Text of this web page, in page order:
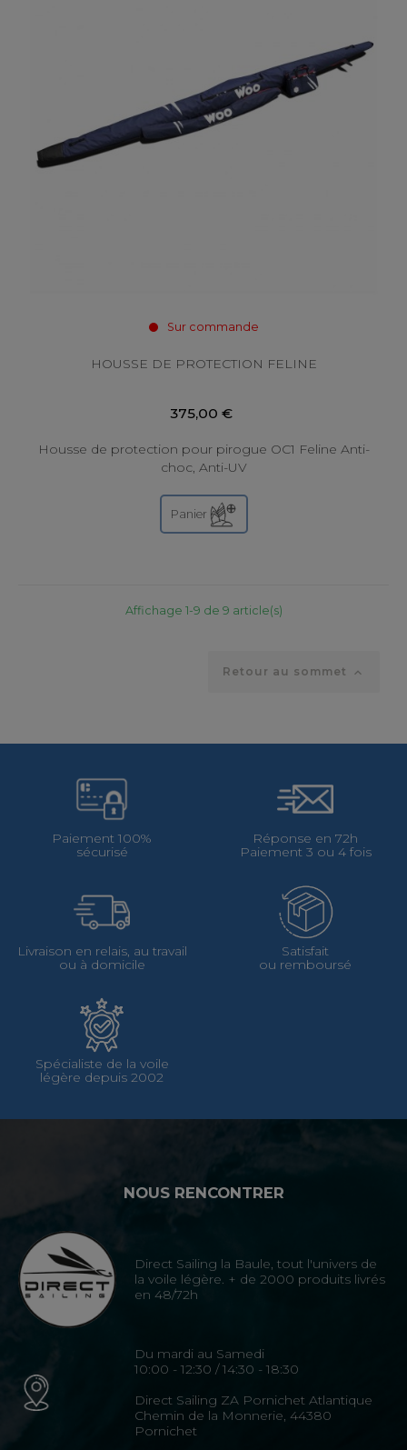
Sur commande
HOUSSE DE PROTECTION FELINE
375,00 €
Housse de protection pour pirogue OC1 Feline Anti-
choc, Anti-UV
Panier
Affichage 1-9 de 9 article(s)
Retour au sommet 
Paiement 100%
sécurisé
Réponse en 72h
Paiement 3 ou 4 fois
Livraison en relais, au travail
ou à domicile
Satisfait
ou remboursé
Spécialiste de la voile
légère depuis 2002
NOUS RENCONTRER
Direct Sailing la Baule, tout l'univers de
la voile légère. + de 2000 produits livrés
en 48/72h
Du mardi au Samedi
10:00 - 12:30 / 14:30 - 18:30
Direct Sailing ZA Pornichet Atlantique
Chemin de la Monnerie, 44380
Pornichet